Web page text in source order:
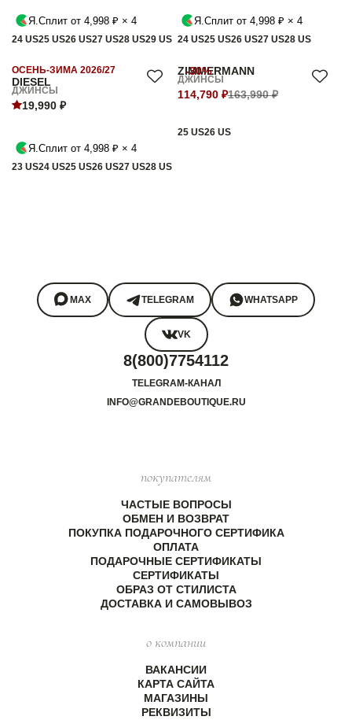
Я.Сплит от 4,998 ₽ × 4
24 US25 US26 US27 US28 US29 US
Я.Сплит от 4,998 ₽ × 4
24 US25 US26 US27 US28 US
DIESEL
ОСЕНЬ-ЗИМА 2026/27
ДЖИНСЫ
19,990 ₽
Я.Сплит от 4,998 ₽ × 4
23 US24 US25 US26 US27 US28 US
-30%
ZIMMERMANN
ДЖИНСЫ
114,790 ₽163,990 ₽
25 US26 US
MAX TELEGRAM WHATSAPP
VK
8(800)7754112
TELEGRAM-КАНАЛ
INFO@GRANDEBOUTIQUE.RU
покупателям
ЧАСТЫЕ ВОПРОСЫ
ОБМЕН И ВОЗВРАТ
ПОКУПКА ПОДАРОЧНОГО СЕРТИФИКА
ОПЛАТА
ПОДАРОЧНЫЕ СЕРТИФИКАТЫ
СЕРТИФИКАТЫ
ОБРАЗ ОТ СТИЛИСТА
ДОСТАВКА И САМОВЫВОЗ
о компании
ВАКАНСИИ
КАРТА САЙТА
МАГАЗИНЫ
РЕКВИЗИТЫ